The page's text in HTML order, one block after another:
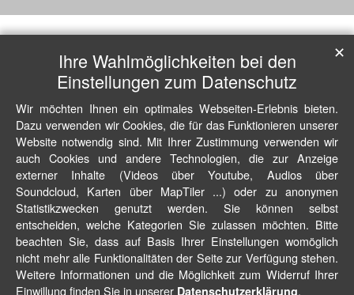
Ihre Wahlmöglichkeiten bei den
Einstellungen zum Datenschutz
Wir möchten Ihnen ein optimales Webseiten-Erlebnis bieten.
Dazu verwenden wir Cookies, die für das Funktionieren unserer
Website notwendig sind. Mit Ihrer Zustimmung verwenden wir
auch Cookies und andere Technologien, die zur Anzeige
externer Inhalte (Videos über Youtube, Audios über
Soundcloud, Karten über MapTiler ...) oder zu anonymen
Statistikzwecken genutzt werden. Sie können selbst
entscheiden, welche Kategorien Sie zulassen möchten. Bitte
beachten Sie, dass auf Basis Ihrer Einstellungen womöglich
nicht mehr alle Funktionalitäten der Seite zur Verfügung stehen.
Weitere Informationen und die Möglichkeit zum Widerruf Ihrer
Einwillung finden Sie in unserer Datenschutzerklärung.
✕